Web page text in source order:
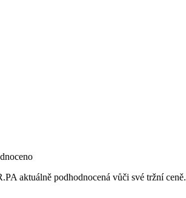
aktuálně podhodnocená vůči své tržní ceně.